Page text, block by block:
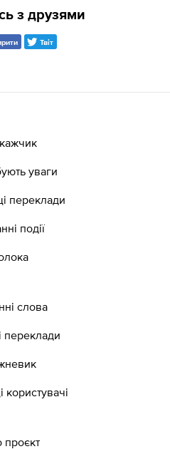
з друзями
Твіт
уваги
переклади
події
слова
переклади
користувачі
проєкт